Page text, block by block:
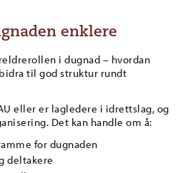
enklere
i dugnad – hvordan
til god struktur rundt
eller er lagledere i idrettslag, og
Det kan handle om å:
for dugnaden
deltakere